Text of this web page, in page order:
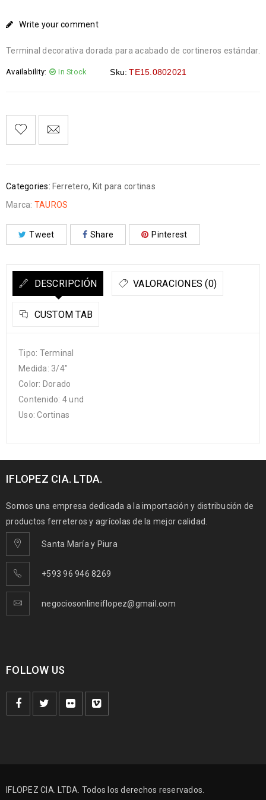
Write your comment
Terminal decorativa dorada para acabado de cortineros estándar.
Availability: In Stock Sku: TE15.0802021
Categories: Ferretero, Kit para cortinas
Marca: TAUROS
Tweet Share Pinterest
DESCRIPCIÓN VALORACIONES (0)
CUSTOM TAB
Tipo: Terminal
Medida: 3/4″
Color: Dorado
Contenido: 4 und
Uso: Cortinas
IFLOPEZ CIA. LTDA.
Somos una empresa dedicada a la importación y distribución de
productos ferreteros y agrícolas de la mejor calidad.
Santa María y Piura
+593 96 946 8269
negociosonlineiflopez@gmail.com
FOLLOW US
IFLOPEZ CIA. LTDA. Todos los derechos reservados.